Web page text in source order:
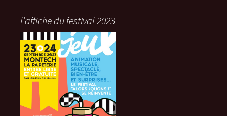
l’affiche du festival 2023